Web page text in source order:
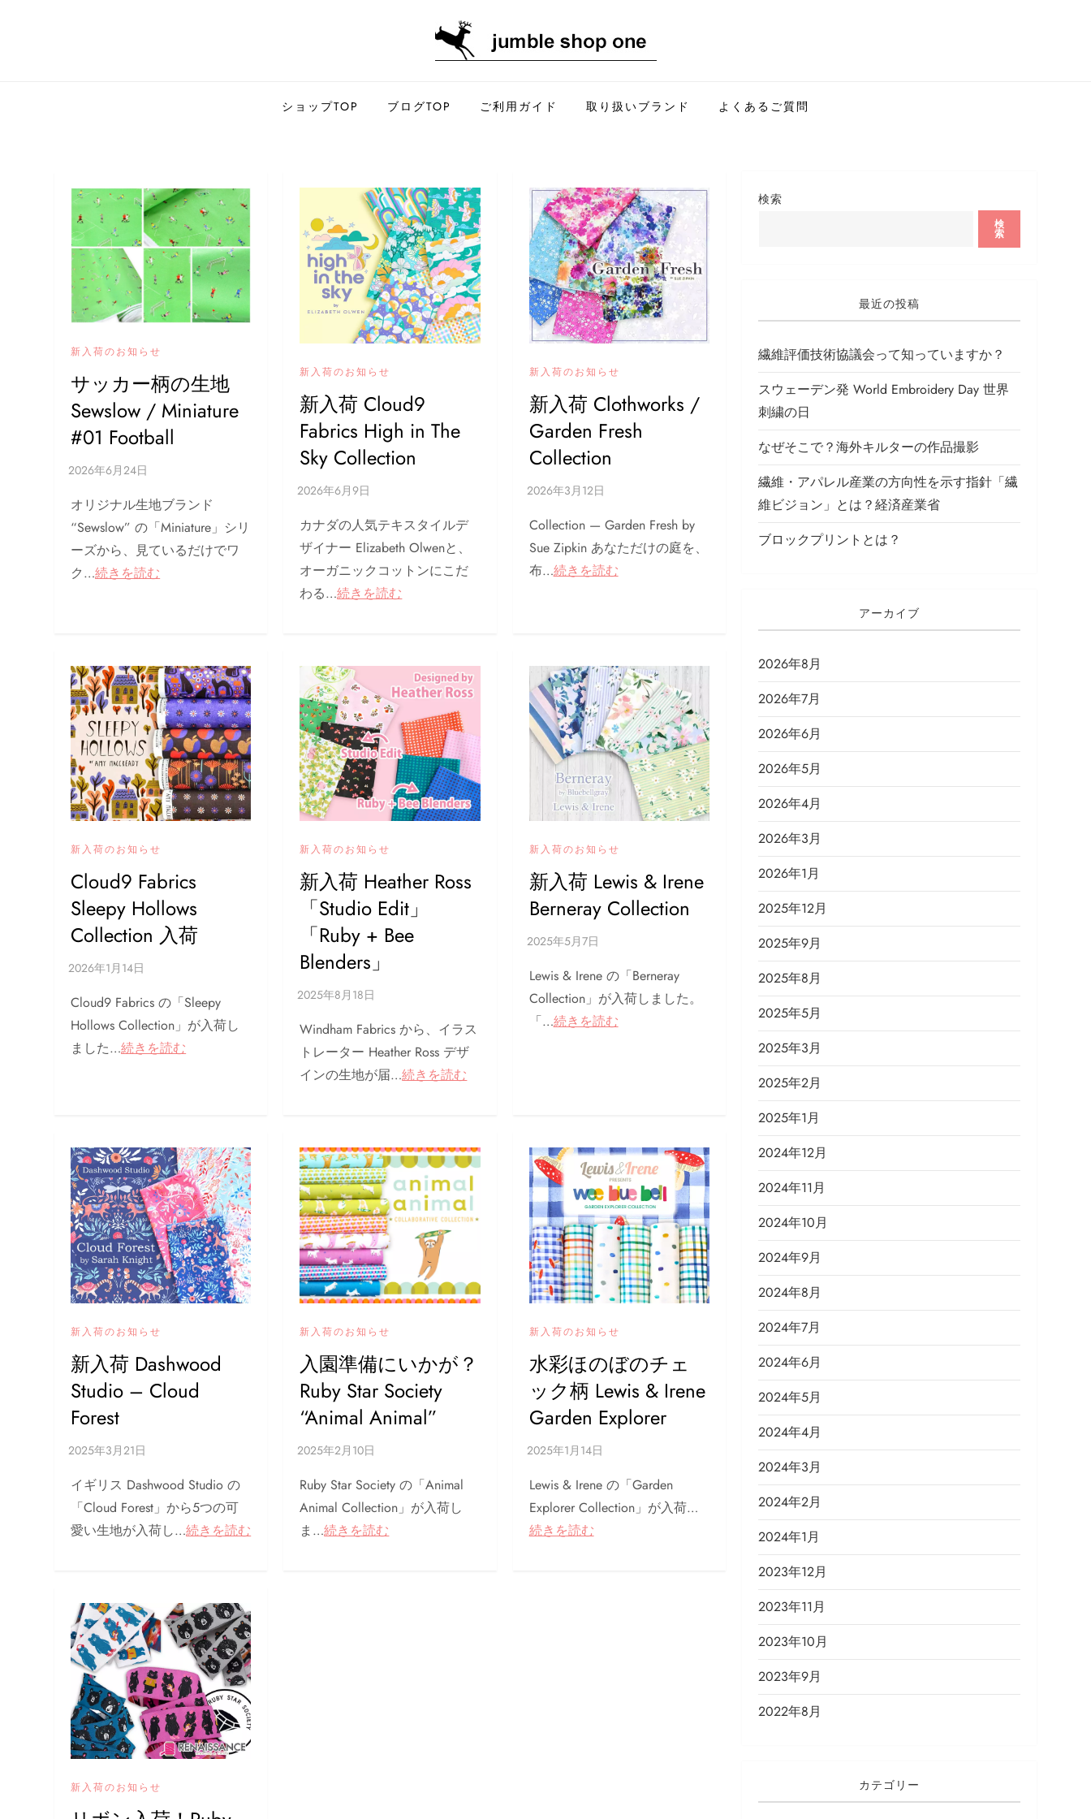
ショップTOP ブログTOP ご利用ガイド 取り扱いブランド よくあるご質問
新入荷のお知らせ
サッカー柄の生地
Sewslow / Miniature
#01 Football
オリジナル生地ブランド
“Sewslow” の「Miniature」シリ
ーズから、見ているだけでワ
ク…続きを読む
新入荷のお知らせ
新入荷 Cloud9
Fabrics High in The
Sky Collection
カナダの人気テキスタイルデ
ザイナー Elizabeth Olwenと、
オーガニックコットンにこだ
わる…続きを読む
新入荷のお知らせ
新入荷 Clothworks /
Garden Fresh
Collection
Collection — Garden Fresh by
Sue Zipkin あなただけの庭を、
布…続きを読む
新入荷のお知らせ
Cloud9 Fabrics
Sleepy Hollows
Collection 入荷
Cloud9 Fabrics の「Sleepy
Hollows Collection」が入荷し
ました…続きを読む
新入荷のお知らせ
新入荷 Heather Ross
「Studio Edit」
「Ruby + Bee
Blenders」
Windham Fabrics から、イラス
トレーター Heather Ross デザ
インの生地が届…続きを読む
新入荷のお知らせ
新入荷 Lewis & Irene
Berneray Collection
Lewis & Irene の「Berneray
Collection」が入荷しました。
「…続きを読む
新入荷のお知らせ
新入荷 Dashwood
Studio – Cloud
Forest
イギリス Dashwood Studio の
「Cloud Forest」から5つの可
愛い生地が入荷し…続きを読む
新入荷のお知らせ
入園準備にいかが？
Ruby Star Society
“Animal Animal”
Ruby Star Society の「Animal
Animal Collection」が入荷し
ま…続きを読む
新入荷のお知らせ
水彩ほのぼのチェ
ック柄 Lewis & Irene
Garden Explorer
Lewis & Irene の「Garden
Explorer Collection」が入荷…
続きを読む
新入荷のお知らせ
検索
検
索
最近の投稿
繊維評価技術協議会って知っていますか？
スウェーデン発 World Embroidery Day 世界
刺繍の日
なぜそこで？海外キルターの作品撮影
繊維・アパレル産業の方向性を示す指針「繊
維ビジョン」とは？経済産業省
ブロックプリントとは？
アーカイブ
2026年8月
2026年7月
2026年6月
2026年5月
2026年4月
2026年3月
2026年1月
2025年12月
2025年9月
2025年8月
2025年5月
2025年3月
2025年2月
2025年1月
2024年12月
2024年11月
2024年10月
2024年9月
2024年8月
2024年7月
2024年6月
2024年5月
2024年4月
2024年3月
2024年2月
2024年1月
2023年12月
2023年11月
2023年10月
2023年9月
2022年8月
カテゴリー